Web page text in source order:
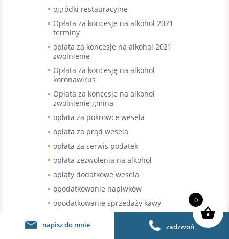
ogródki restauracyjne
Opłata za koncesje na alkohol 2021
terminy
opłata za koncesje na alkohol 2021
zwolnienie
Opłata za koncesję na alkohol
koronawirus
Opłata za koncesje na alkohol
zwolnienie gmina
opłata za pokrowce wesela
opłata za prąd wesela
opłata za serwis podatek
opłata zezwolenia na alkohol
opłaty dodatkowe wesela
opodatkowanie napiwków
opodatkowanie sprzedaży kawy
organizacja pracy w restauracji
napisz do mnie zadzwoń
0